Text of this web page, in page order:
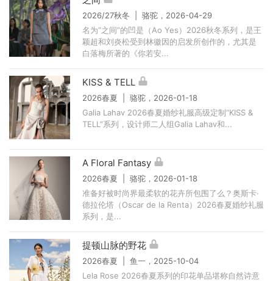
2026/27秋冬 | 骆驼，2026-04-29
名为“之间”的凹是（Ao Yes）2026秋冬系列，是王
颖超和刘炎松受到林徽因的启发所创作的，尤其是
白落梅所著的《你若安...
KISS & TELL
2026春夏 | 骆驼，2026-01-18
Galia Lahav 2026春夏婚纱礼服高级定制“KISS &
TELL”系列，设计师二人组Galia Lahav和...
A Floral Fantasy
2026春夏 | 骆驼，2026-01-18
准备好被时尚界最柔软的花卉所包围了么？奥斯卡·
德拉伦塔（Oscar de la Renta）2026春夏婚纱礼服
系列，是...
提顿山脉的野花
2026春夏 | 鱼一，2025-10-04
Lela Rose 2026春夏系列的印花单品堪称自然诗意